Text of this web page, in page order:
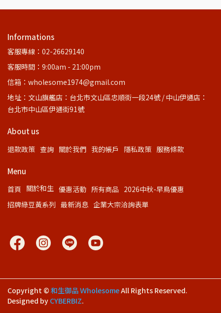
Informations
客服專線：02-26629140
客服時間：9:00am - 21:00pm
信箱：wholesome1974@gmail.com
地址：文山旗艦店：台北市文山區忠順街一段24號 / 中山伊通店：
台北市中山區伊通街91號
About us
退款政策 查詢 關於我們 我的帳戶 隱私政策 服務條款
Menu
首頁 關於和生 優惠活動 所有商品 2026中秋-早鳥優惠
招牌綠豆黃系列 最新消息 企業大宗洽詢表單
Copyright © 和生御品 ＷholesomeAll Rights Reserved.
Designed by CYBERBIZ.